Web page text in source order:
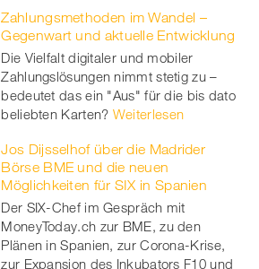
Zahlungsmethoden im Wandel –
Gegenwart und aktuelle Entwicklung
Die Vielfalt digitaler und mobiler
Zahlungslösungen nimmt stetig zu –
bedeutet das ein "Aus" für die bis dato
beliebten Karten? Weiterlesen
Jos Dijsselhof über die Madrider
Börse BME und die neuen
Möglichkeiten für SIX in Spanien
Der SIX-Chef im Gespräch mit
MoneyToday.ch zur BME, zu den
Plänen in Spanien, zur Corona-Krise,
zur Expansion des Inkubators F10 und